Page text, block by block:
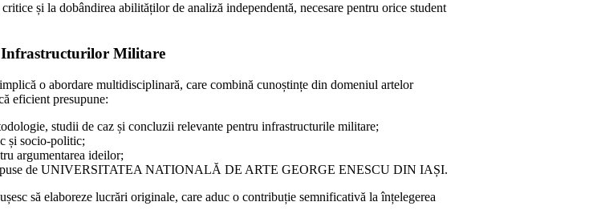
și la dobândirea abilităților de analiză independentă, necesare pentru orice student
Infrastructurilor Militare
implică o abordare multidisciplinară, care combină cunoștințe din domeniul artelor
eficient presupune:
studii de caz și concluzii relevante pentru infrastructurile militare;
și socio-politic;
argumentarea ideilor;
de UNIVERSITATEA NATIONALĂ DE ARTE GEORGE ENESCU DIN IAȘI.
să elaboreze lucrări originale, care aduc o contribuție semnificativă la înțelegerea